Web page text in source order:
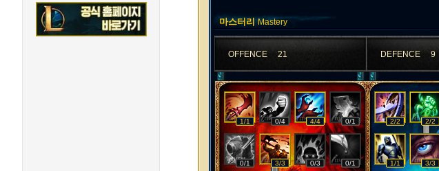
마스터리Mastery
OFFENCE 21 DEFENCE 9
1/1 0/4 4/4 0/1
0/1 3/3 0/3 0/1
2/2 2/2
1/1 3/3